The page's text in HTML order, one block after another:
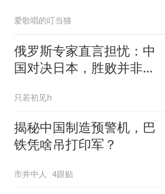
爱歌唱的叮当猫
俄罗斯专家直言担忧：中
国对决日本，胜败并非唯
只若初见h
揭秘中国制造预警机，巴
铁凭啥吊打印军？
市井中人 4跟贴